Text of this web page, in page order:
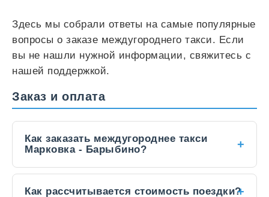
Здесь мы собрали ответы на самые популярные
вопросы о заказе междугороднего такси. Если
вы не нашли нужной информации, свяжитесь с
нашей поддержкой.
Заказ и оплата
Как заказать междугороднее такси
Марковка - Барыбино?
Заказать такси между городами можно
Как рассчитывается стоимость поездки?